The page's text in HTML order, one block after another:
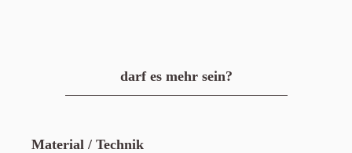
darf es mehr sein?
Material / Technik